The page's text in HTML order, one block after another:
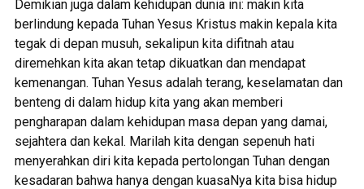
Demikian juga dalam kehidupan dunia ini: makin kita
berlindung kepada Tuhan Yesus Kristus makin kepala kita
tegak di depan musuh, sekalipun kita difitnah atau
diremehkan kita akan tetap dikuatkan dan mendapat
kemenangan. Tuhan Yesus adalah terang, keselamatan dan
benteng di dalam hidup kita yang akan memberi
pengharapan dalam kehidupan masa depan yang damai,
sejahtera dan kekal. Marilah kita dengan sepenuh hati
menyerahkan diri kita kepada pertolongan Tuhan dengan
kesadaran bahwa hanya dengan kuasaNya kita bisa hidup